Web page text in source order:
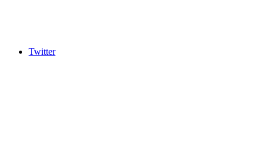
Twitter